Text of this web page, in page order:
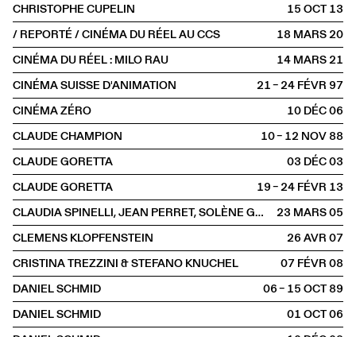
CHRISTOPHE CUPELIN
15 OCT2013
/ REPORTÉ / CINÉMA DU RÉEL AU CCS
18 MARS2020
CINÉMA DU RÉEL : MILO RAU
14 MARS2021
CINÉMA SUISSE D'ANIMATION
21 – 24 FÉVR1997
CINÉMA ZÉRO
10 DÉC2006
CLAUDE CHAMPION
10 – 12 NOV1988
CLAUDE GORETTA
03 DÉC2003
CLAUDE GORETTA
19 – 24 FÉVR2013
CLAUDIA SPINELLI, JEAN PERRET, SOLÈNE GUILLIER& NICOLAS TREMBLEY
23 MARS2005
CLEMENS KLOPFENSTEIN
26 AVR2007
CRISTINA TREZZINI & STEFANO KNUCHEL
07 FÉVR2008
DANIEL SCHMID
06 – 15 OCT1989
DANIEL SCHMID
01 OCT2006